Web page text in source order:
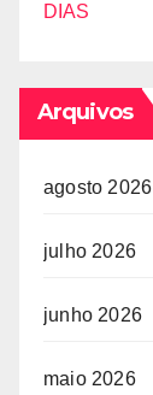
DIAS
Arquivos
agosto 2026
julho 2026
junho 2026
maio 2026